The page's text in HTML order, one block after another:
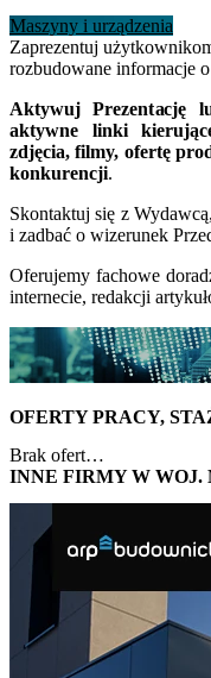
Maszyny i urządzenia
Zaprezentuj
rozbudowane informacje
Aktywuj Prezentację
aktywne linki
zdjęcia, filmy, ofertę
konkurencji.
Skontaktuj się z
i zadbać o wizerunek
Oferujemy fachowe
internecie, redakcji
OFERTY PRACY,
Brak ofert…
INNE FIRMY W WOJ.